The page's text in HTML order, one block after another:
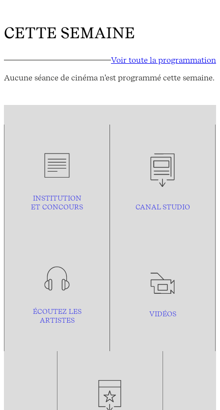
CETTE SEMAINE
Voir toute la programmation
Aucune séance de cinéma n'est programmé cette semaine.
INSTITUTION
ET CONCOURS
CANAL STUDIO
ÉCOUTEZ LES
ARTISTES
VIDÉOS